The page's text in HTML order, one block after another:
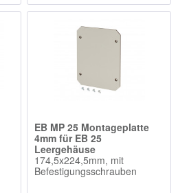
EB MP 25 Montageplatte
4mm für EB 25
Leergehäuse
174,5x224,5mm, mit
Befestigungsschrauben